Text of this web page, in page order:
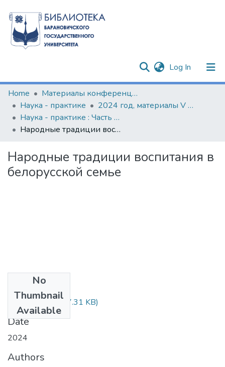
Log In (current)
Communities & Collections
All of DSpace
Statistics
Home
Материалы конференций и семинаров
Наука - практике
2024 год, материалы V Международной научно-практической конференции
Наука - практике : Часть 2. (2024 г.)
Народные традиции воспитания в белорусской семье
Народные традиции воспитания в
белорусской семье
No
Thumbnail
Available
123-124.pdf(277.31 KB)
Date
2024
Authors